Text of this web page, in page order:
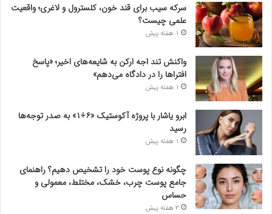
سرکه سیب برای قند خون، کلسترول و لاغری؛ واقعیت
علمی چیست؟
1 هفته پیش
واکنش تند اجه ارکن به شایعه‌های اخیر؛ «پاسخ
افتراها را در دادگاه می‌دهم»
1 هفته پیش
ابرو یاشار با پروژه آکوستیک «۶+۱» به صدر توجه‌ها
رسید
1 هفته پیش
چگونه نوع پوست خود را تشخیص دهیم؟ راهنمای
جامع پوست چرب، خشک، مختلط، معمولی و
حساس
3 هفته پیش